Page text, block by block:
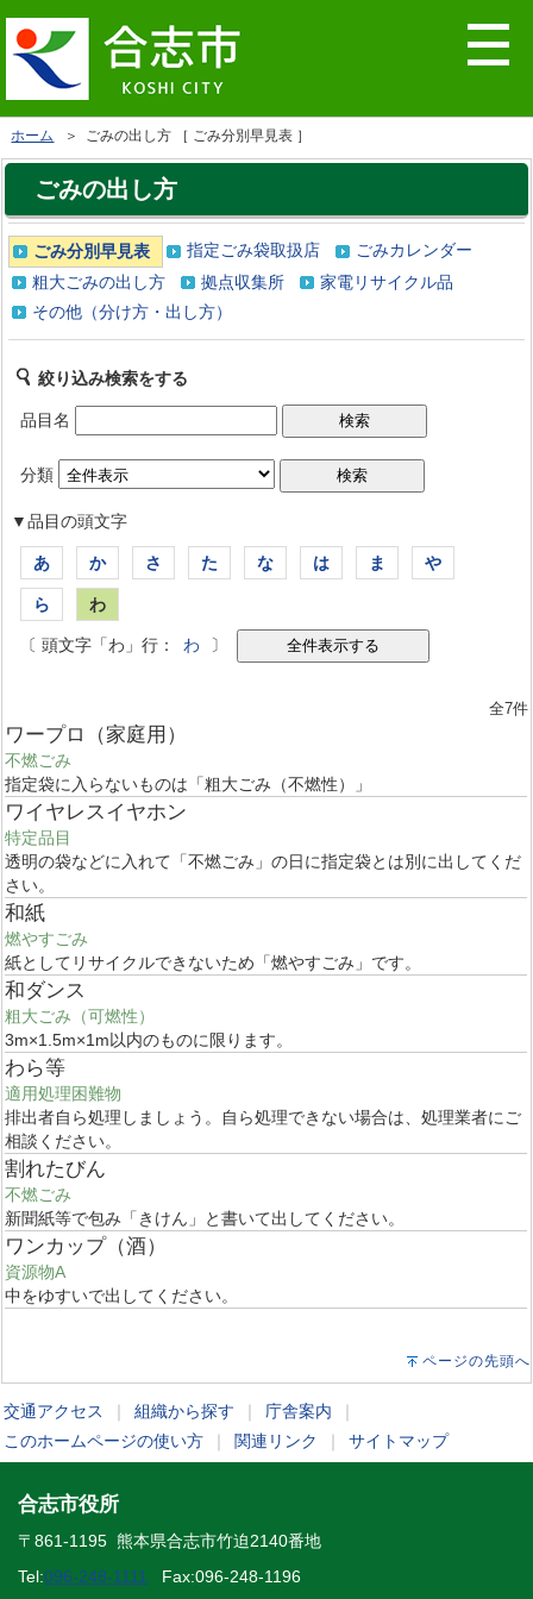
ホーム ＞ ごみの出し方 ［ ごみ分別早見表 ］
ごみの出し方
ごみ分別早見表 指定ごみ袋取扱店
ごみカレンダー
粗大ごみの出し方
拠点収集所
家電リサイクル品
その他（分け方・出し方）
絞り込み検索をする
品目名
分類
▼品目の頭文字
あ か さ た な は ま や
ら わ
〔 頭文字「わ」行： わ 〕
全7件
ワープロ（家庭用）
不燃ごみ
指定袋に入らないものは「粗大ごみ（不燃性）」
ワイヤレスイヤホン
特定品目
透明の袋などに入れて「不燃ごみ」の日に指定袋とは別に出してくだ
さい。
和紙
燃やすごみ
紙としてリサイクルできないため「燃やすごみ」です。
和ダンス
粗大ごみ（可燃性）
3m×1.5m×1m以内のものに限ります。
わら等
適用処理困難物
排出者自ら処理しましょう。自ら処理できない場合は、処理業者にご
相談ください。
割れたびん
不燃ごみ
新聞紙等で包み「きけん」と書いて出してください。
ワンカップ（酒）
資源物A
中をゆすいで出してください。
ページの先頭へ
交通アクセス 組織から探す 庁舎案内
このホームページの使い方
関連リンク サイトマップ
合志市役所
〒861-1195 熊本県合志市竹迫2140番地
Tel:096-248-1111 Fax:096-248-1196